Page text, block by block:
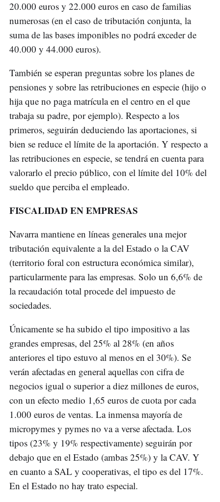
20.000 euros y 22.000 euros en caso de familias
numerosas (en el caso de tributación conjunta, la
suma de las bases imponibles no podrá exceder de
40.000 y 44.000 euros).
También se esperan preguntas sobre los planes de
pensiones y sobre las retribuciones en especie (hijo o
hija que no paga matrícula en el centro en el que
trabaja su padre, por ejemplo). Respecto a los
primeros, seguirán deduciendo las aportaciones, si
bien se reduce el límite de la aportación. Y respecto a
las retribuciones en especie, se tendrá en cuenta para
valorarlo el precio público, con el límite del 10% del
sueldo que perciba el empleado.
FISCALIDAD EN EMPRESAS
Navarra mantiene en líneas generales una mejor
tributación equivalente a la del Estado o la CAV
(territorio foral con estructura económica similar),
particularmente para las empresas. Solo un 6,6% de
la recaudación total procede del impuesto de
sociedades.
Únicamente se ha subido el tipo impositivo a las
grandes empresas, del 25% al 28% (en años
anteriores el tipo estuvo al menos en el 30%). Se
verán afectadas en general aquellas con cifra de
negocios igual o superior a diez millones de euros,
con un efecto medio 1,65 euros de cuota por cada
1.000 euros de ventas. La inmensa mayoría de
micropymes y pymes no va a verse afectada. Los
tipos (23% y 19% respectivamente) seguirán por
debajo que en el Estado (ambas 25%) y la CAV. Y
en cuanto a SAL y cooperativas, el tipo es del 17%.
En el Estado no hay trato especial.